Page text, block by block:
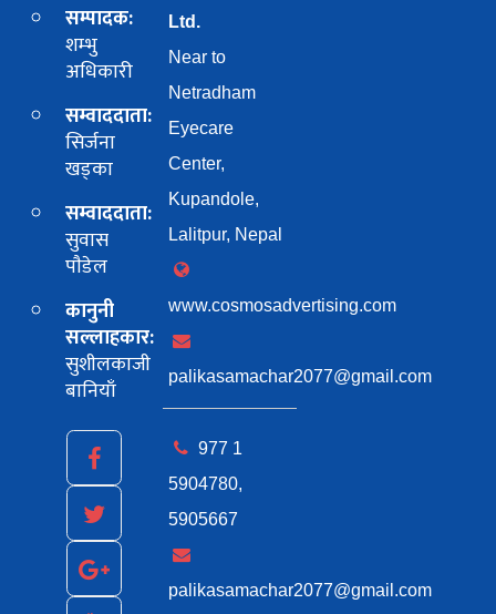
सम्पादक:
शम्भु
अधिकारी
सम्वाददाता:
सिर्जना
खड्का
सम्वाददाता:
सुवास
पाैडेल
कानुनी
सल्लाहकार:
सुशीलकाजी
बानियाँ
Ltd.
Near to
Netradham
Eyecare
Center,
Kupandole,
Lalitpur, Nepal
www.cosmosadvertising.com
palikasamachar2077@gmail.com
977 1
5904780,
5905667
palikasamachar2077@gmail.com